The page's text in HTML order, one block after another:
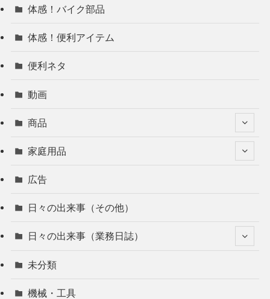
体感！バイク部品
体感！便利アイテム
便利ネタ
動画
商品
家庭用品
広告
日々の出来事（その他）
日々の出来事（業務日誌）
未分類
機械・工具